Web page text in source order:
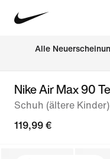
Alle
Nike Air Max 90
Schuh (ältere Kinder)
119,99 €